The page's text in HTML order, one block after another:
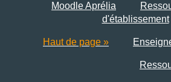
Moodle Aprélia
d'établissement
Haut de page »